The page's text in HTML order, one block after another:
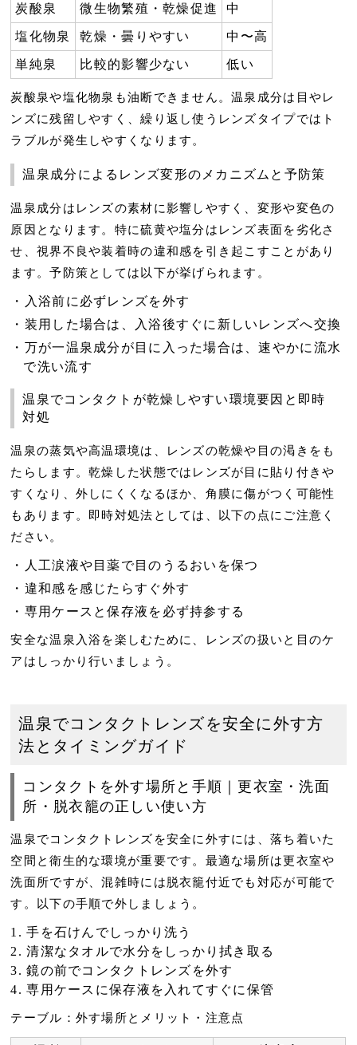
炭酸泉 微生物繁殖・乾燥促進 中
塩化物泉 乾燥・曇りやすい 中〜高
単純泉 比較的影響少ない 低い
炭酸泉や塩化物泉も油断できません。温泉成分は目やレ
ンズに残留しやすく、繰り返し使うレンズタイプではト
ラブルが発生しやすくなります。
温泉成分によるレンズ変形のメカニズムと予防策
温泉成分はレンズの素材に影響しやすく、 変形や変色の
原因となります。特に硫黄や塩分はレンズ表面を劣化さ
せ、視界不良や装着時の違和感を引き起こすことがあり
ます。予防策としては以下が挙げられます。
入浴前に必ずレンズを外す
装用した場合は、入浴後すぐに新しいレンズへ交換
万が一温泉成分が目に入った場合は、速やかに流水
で洗い流す
温泉でコンタクトが乾燥しやすい環境要因と即時
対処
温泉の蒸気や高温環境は、 レンズの乾燥や目の渇き をも
たらします。乾燥した状態ではレンズが目に貼り付きや
すくなり、外しにくくなるほか、角膜に傷がつく可能性
もあります。即時対処法としては、以下の点にご注意く
ださい。
人工涙液や目薬で目のうるおいを保つ
違和感を感じたらすぐ外す
専用ケースと保存液を必ず持参する
安全な温泉入浴を楽しむために、レンズの扱いと目のケ
アはしっかり行いましょう。
温泉でコンタクトレンズを安全に外す方
法とタイミングガイド
コンタクトを外す場所と手順｜更衣室・洗面
所・脱衣籠の正しい使い方
温泉でコンタクトレンズを安全に外すには、落ち着いた
空間と衛生的な環境が重要です。最適な場所は更衣室や
洗面所ですが、混雑時には脱衣籠付近でも対応が可能で
す。以下の手順で外しましょう。
手を石けんでしっかり洗う
清潔なタオルで水分をしっかり拭き取る
鏡の前でコンタクトレンズを外す
専用ケースに保存液を入れてすぐに保管
テーブル：外す場所とメリット・注意点